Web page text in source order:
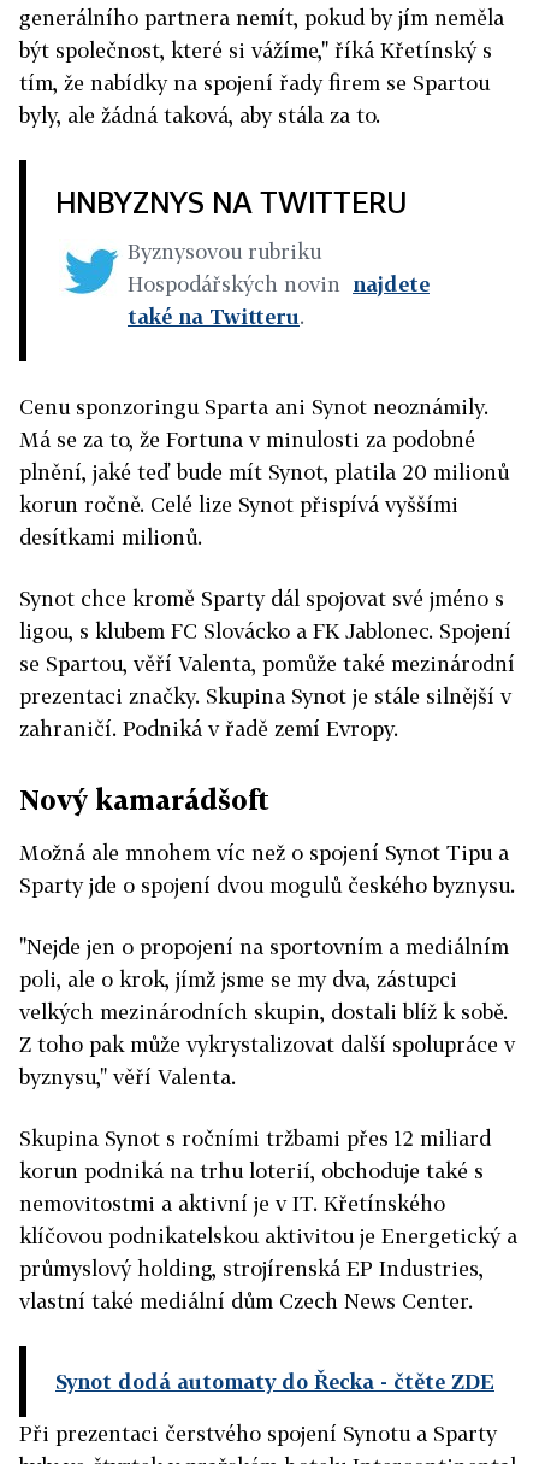
generálního partnera nemít, pokud by jím neměla
být společnost, které si vážíme," říká Křetínský s
tím, že nabídky na spojení řady firem se Spartou
byly, ale žádná taková, aby stála za to.
HNBYZNYS NA TWITTERU
Byznysovou rubriku
Hospodářských novin najdete
také na Twitteru.
Cenu sponzoringu Sparta ani Synot neoznámily.
Má se za to, že Fortuna v minulosti za podobné
plnění, jaké teď bude mít Synot, platila 20 milionů
korun ročně. Celé lize Synot přispívá vyššími
desítkami milionů.
Synot chce kromě Sparty dál spojovat své jméno s
ligou, s klubem FC Slovácko a FK Jablonec. Spojení
se Spartou, věří Valenta, pomůže také mezinárodní
prezentaci značky. Skupina Synot je stále silnější v
zahraničí. Podniká v řadě zemí Evropy.
Nový kamarádšoft
Možná ale mnohem víc než o spojení Synot Tipu a
Sparty jde o spojení dvou mogulů českého byznysu.
"Nejde jen o propojení na sportovním a mediálním
poli, ale o krok, jímž jsme se my dva, zástupci
velkých mezinárodních skupin, dostali blíž k sobě.
Z toho pak může vykrystalizovat další spolupráce v
byznysu," věří Valenta.
Skupina Synot s ročními tržbami přes 12 miliard
korun podniká na trhu loterií, obchoduje také s
nemovitostmi a aktivní je v IT. Křetínského
klíčovou podnikatelskou aktivitou je Energetický a
průmyslový holding, strojírenská EP Industries,
vlastní také mediální dům Czech News Center.
Synot dodá automaty do Řecka - čtěte ZDE
Při prezentaci čerstvého spojení Synotu a Sparty